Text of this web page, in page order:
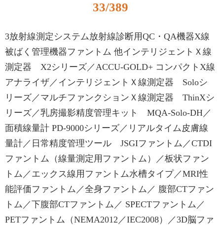
33/389
3放射線測定システム放射線診断用QC・QA機器X線
被ばく管理機器ファントム 他インテリジェントＸ線
測定器 X2シリーズ／ACCU-GOLD+ コンパクトX線
アナライザ／インテリジェントＸ線測定器 Soloシ
リーズ／マルチファンクションＸ線測定器 ThinXシ
リーズ／乳房撮影精度管理キット MQA-Solo-DH／
面積線量計 PD-9000シリーズ／リアルタイム皮膚線
量計／日常精度管理ツール JSGIファントム／CTDI
ファントム（線量測定用ファントム）／板状ファン
トム／エックス線用ファントム水槽タイプ／MRI性
能評価ファントム／全身ファントム／ 腹部CTファン
トム／下腹部CTファントム／ SPECTファントム／
PETファントム（NEMA2012／IEC2008）／3D脳ファ